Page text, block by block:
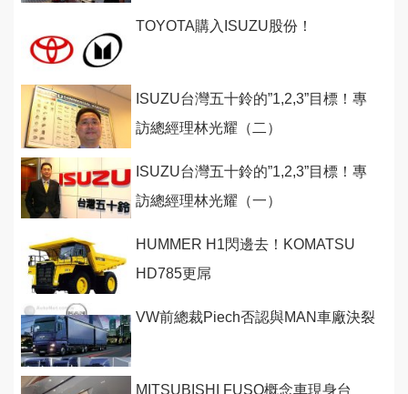
TOYOTA購入ISUZU股份！
ISUZU台灣五十鈴的”1,2,3”目標！專
訪總經理林光耀（二）
ISUZU台灣五十鈴的”1,2,3”目標！專
訪總經理林光耀（一）
HUMMER H1閃邊去！KOMATSU
HD785更屌
VW前總裁Piech否認與MAN車廠決裂
MITSUBISHI FUSO概念車現身台